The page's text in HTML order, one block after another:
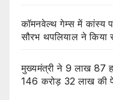
कॉमनवेल्थ गेम्स में कांस्य
सौरभ थपलियाल ने किया
मुख्यमंत्री ने 9 लाख 87
146 करोड़ 32 लाख की